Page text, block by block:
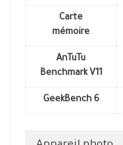
Carte
mémoire
AnTuTu
Benchmark V11
GeekBench 6